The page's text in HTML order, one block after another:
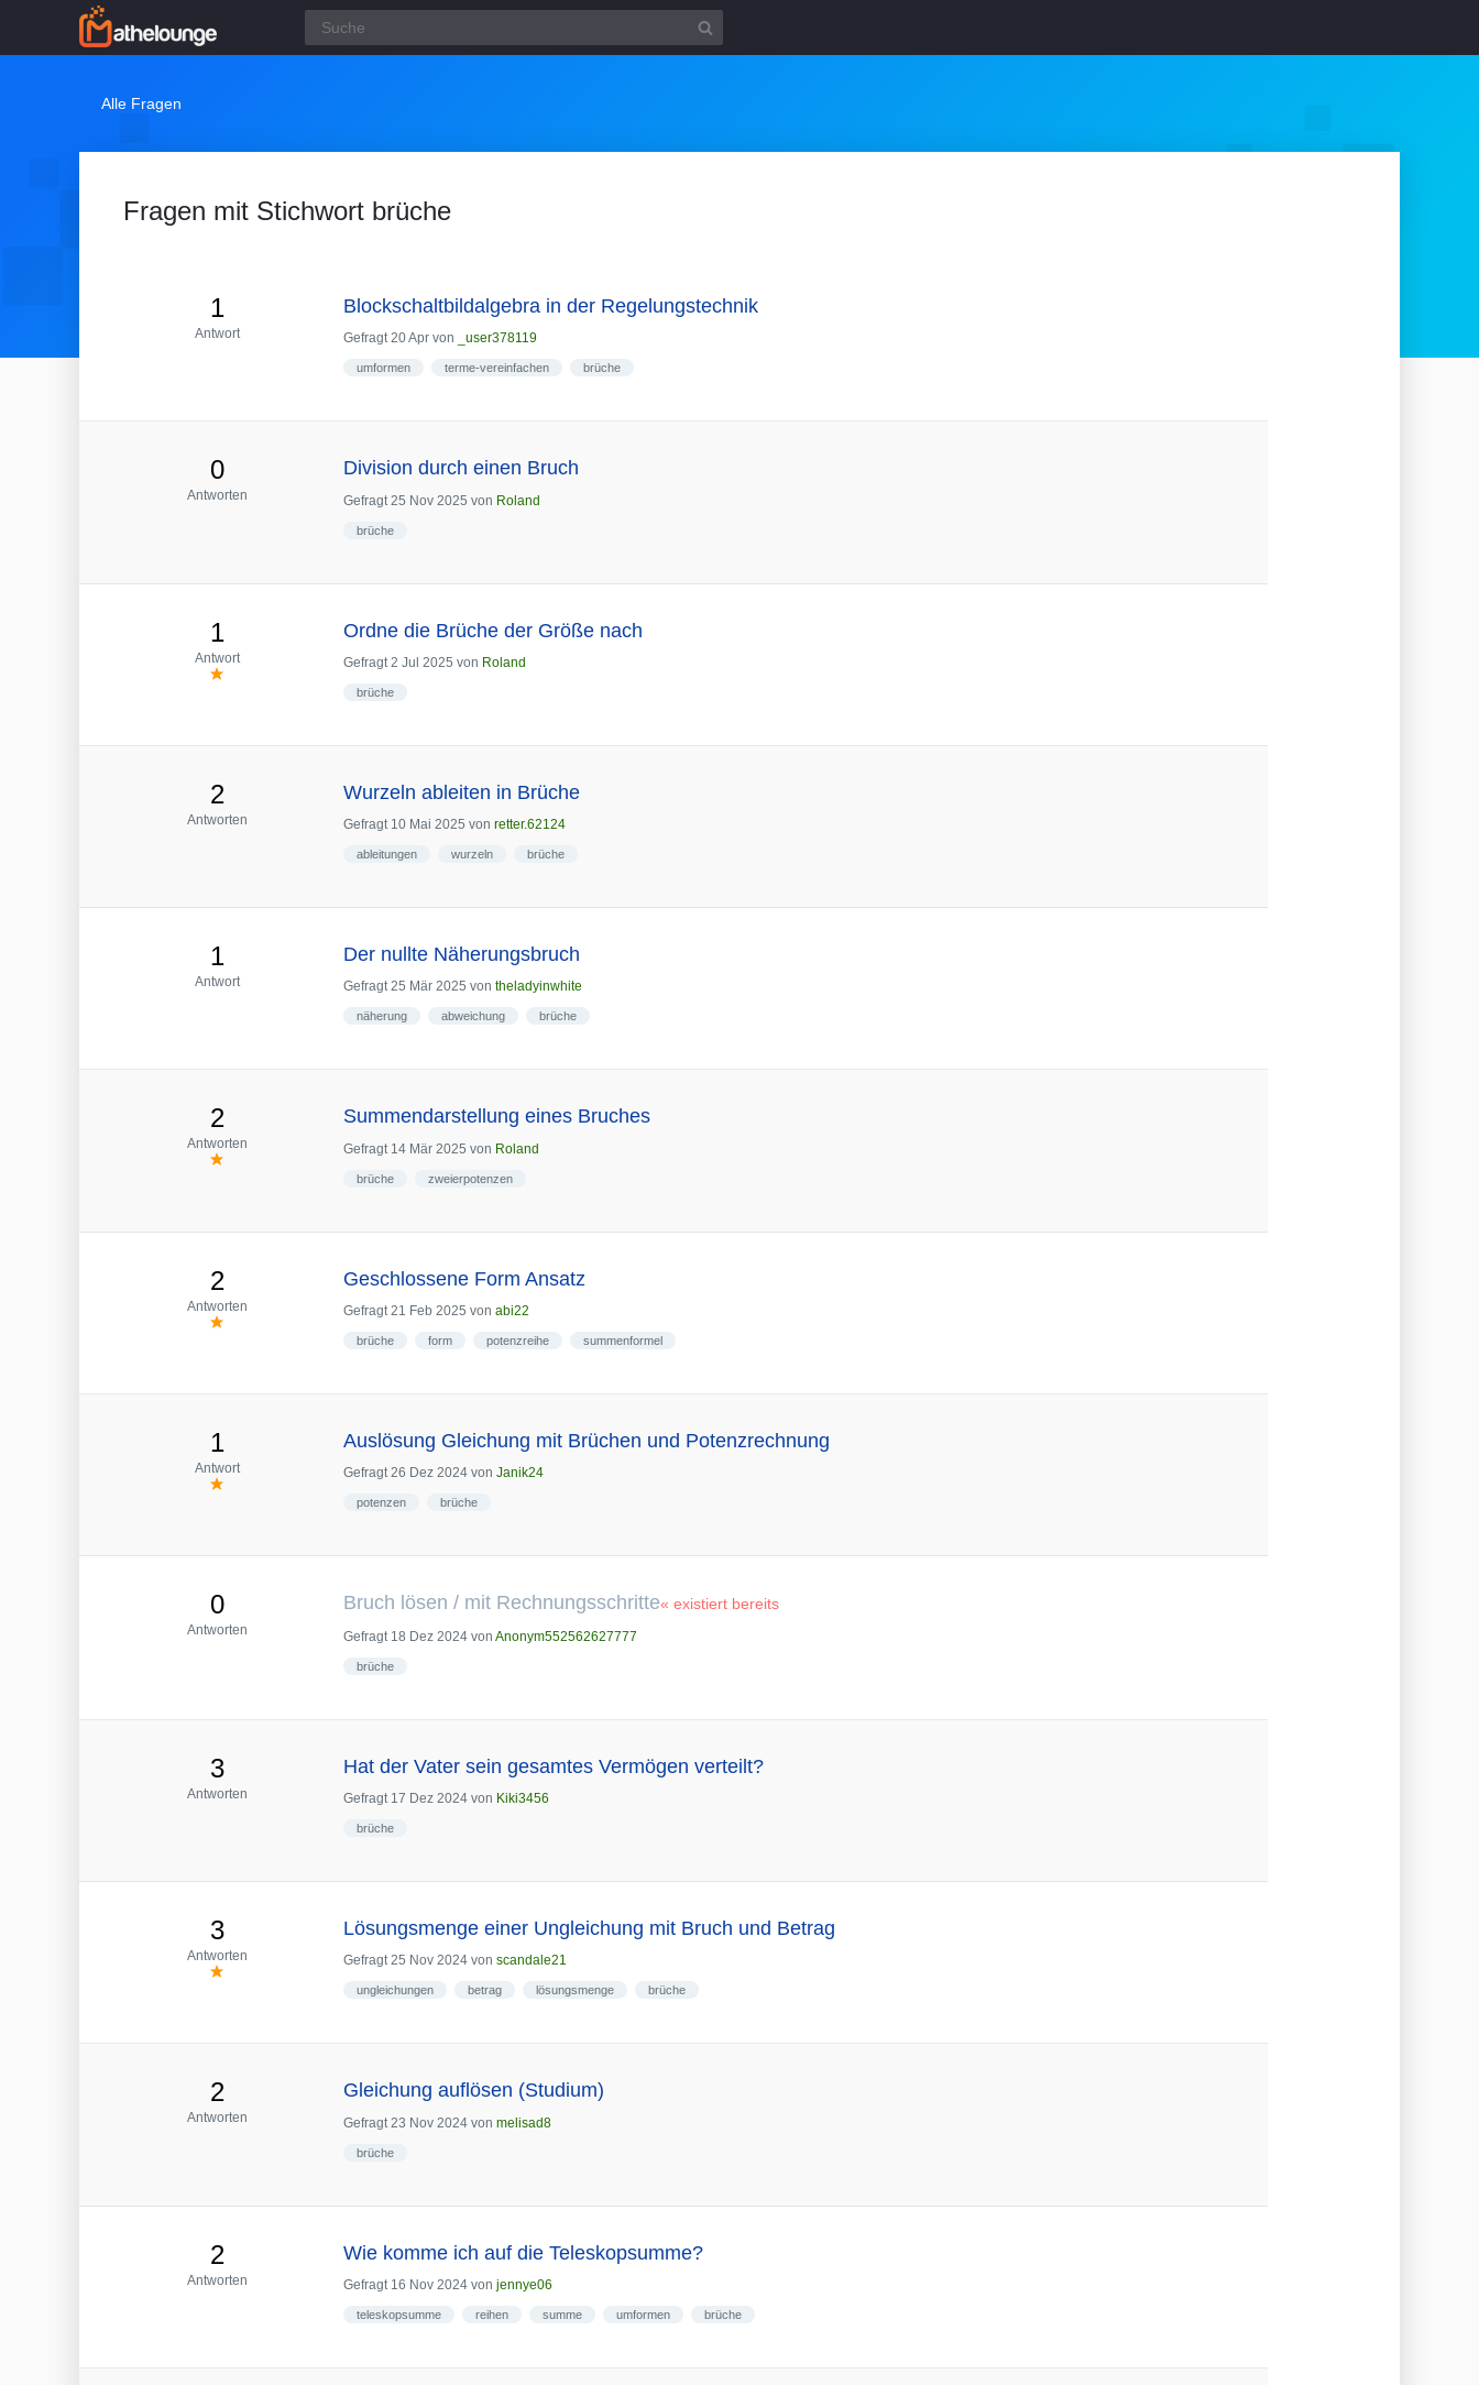
Alle Fragen
Fragen mit Stichwort brüche
1
Antwort
Blockschaltbildalgebra in der Regelungstechnik
Gefragt 20 Apr von _user378119
umformen terme-vereinfachen brüche
0
Antworten
Division durch einen Bruch
Gefragt 25 Nov 2025 von Roland
brüche
1
Antwort
Ordne die Brüche der Größe nach
Gefragt 2 Jul 2025 von Roland
brüche
2
Antworten
Wurzeln ableiten in Brüche
Gefragt 10 Mai 2025 von retter.62124
ableitungen wurzeln brüche
1
Antwort
Der nullte Näherungsbruch
Gefragt 25 Mär 2025 von theladyinwhite
näherung abweichung brüche
2
Antworten
Summendarstellung eines Bruches
Gefragt 14 Mär 2025 von Roland
brüche zweierpotenzen
2
Antworten
Geschlossene Form Ansatz
Gefragt 21 Feb 2025 von abi22
brüche form potenzreihe summenformel
1
Antwort
Auslösung Gleichung mit Brüchen und Potenzrechnung
Gefragt 26 Dez 2024 von Janik24
potenzen brüche
0
Antworten
Bruch lösen / mit Rechnungsschritte« existiert bereits
Gefragt 18 Dez 2024 von Anonym552562627777
brüche
3
Antworten
Hat der Vater sein gesamtes Vermögen verteilt?
Gefragt 17 Dez 2024 von Kiki3456
brüche
3
Antworten
Lösungsmenge einer Ungleichung mit Bruch und Betrag
Gefragt 25 Nov 2024 von scandale21
ungleichungen betrag lösungsmenge brüche
2
Antworten
Gleichung auflösen (Studium)
Gefragt 23 Nov 2024 von melisad8
brüche
2
Antworten
Wie komme ich auf die Teleskopsumme?
Gefragt 16 Nov 2024 von jennye06
teleskopsumme reihen summe umformen brüche